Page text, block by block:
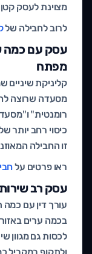
מצוינת לעסק
לרוב לחבילה של
מפתח
קליניקת שיניים
מסעדה שרוצה
רומנטית"
כיסוי רחב יותר
זו החבילה
ראו פרטים על
עסק רב שירותי או רב
עורך דין עם
בכמה ערים
לכסות גם מגוון
ולתקוף במקביל